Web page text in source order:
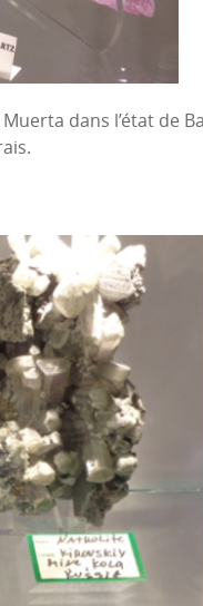
dans l’état de